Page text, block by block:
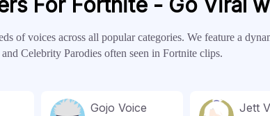
of voices across all popular categories. We feature a
and Celebrity Parodies often seen in Fortnite clips.
Gojo Voice
Jett